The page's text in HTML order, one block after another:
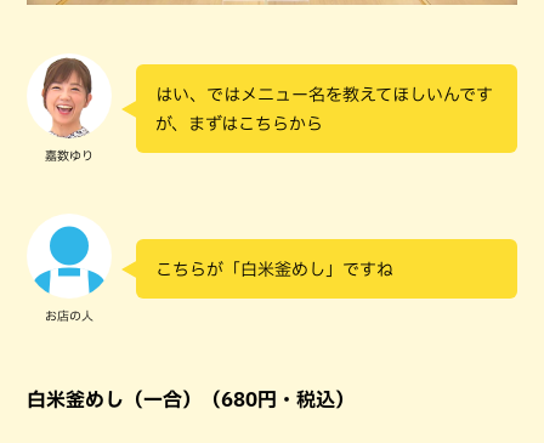
嘉数ゆり
はい、ではメニュー名を教えてほしいんです
が、まずはこちらから
お店の人
こちらが「白米釜めし」ですね
白米釜めし（一合）（680円・税込）